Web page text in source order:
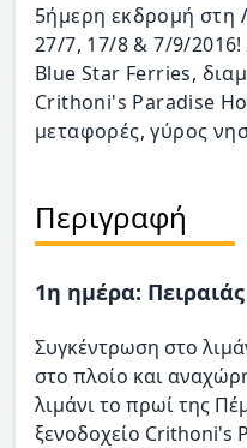
5ήμερη εκδρομή στη
27/7, 17/8 & 7/9/2016!
Blue Star Ferries,
Crithoni's Paradise
μεταφορές, γύρος
Περιγραφή
1η ημέρα:
Συγκέντρωση στο
στο πλοίο και
λιμάνι το πρωί της
ξενοδοχείο Crithoni's